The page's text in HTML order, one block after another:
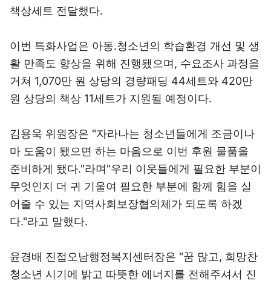
책상세트 전달했다.
이번 특화사업은 아동․청소년의 학습환경 개선 및 생
활 만족도 향상을 위해 진행됐으며, 수요조사 과정을
거쳐 1,070만 원 상당의 경량패딩 44세트와 420만
원 상당의 책상 11세트가 지원될 예정이다.
김용욱 위원장은 "자라나는 청소년들에게 조금이나
마 도움이 됐으면 하는 마음으로 이번 후원 물품을
준비하게 됐다."라며"우리 이웃들에게 필요한 부분이
무엇인지 더 귀 기울여 필요한 부분에 함께 힘을 실
어줄 수 있는 지역사회보장협의체가 되도록 하겠
다."라고 말했다.
윤경배 진접오남행정복지센터장은 "꿈 많고, 희망찬
청소년 시기에 밝고 따뜻한 에너지를 전해주셔서 진